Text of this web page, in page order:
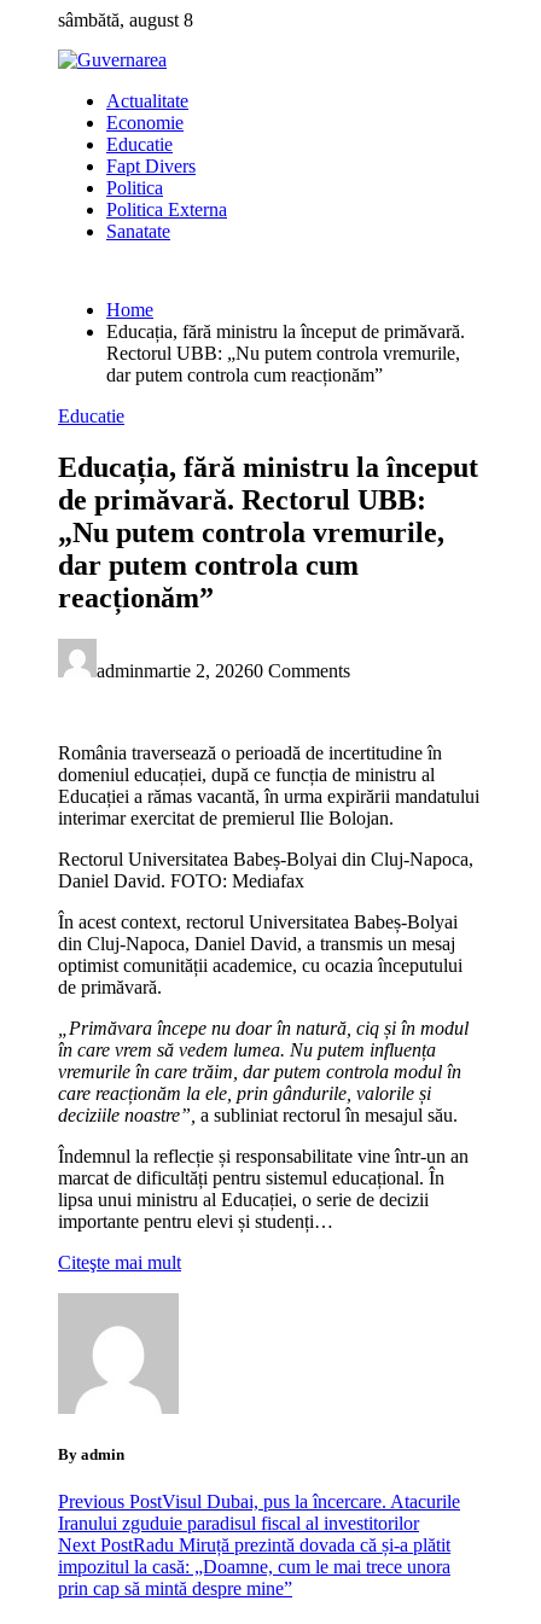
content
sâmbătă, august 8
Actualitate
Economie
Educatie
Fapt Divers
Politica
Politica Externa
Sanatate
Home
Educația, fără ministru la început de primăvară.
Rectorul UBB: „Nu putem controla vremurile,
dar putem controla cum reacționăm”
Educatie
Educația, fără ministru la început
de primăvară. Rectorul UBB:
„Nu putem controla vremurile,
dar putem controla cum
reacționăm”
adminmartie 2, 20260 Comments
România traversează o perioadă de incertitudine în
domeniul educației, după ce funcția de ministru al
Educației a rămas vacantă, în urma expirării mandatului
interimar exercitat de premierul Ilie Bolojan.
Rectorul Universitatea Babeș-Bolyai din Cluj-Napoca,
Daniel David. FOTO: Mediafax
În acest context, rectorul Universitatea Babeș-Bolyai
din Cluj-Napoca, Daniel David, a transmis un mesaj
optimist comunității academice, cu ocazia începutului
de primăvară.
„Primăvara începe nu doar în natură, ciq și în modul
în care vrem să vedem lumea. Nu putem influența
vremurile în care trăim, dar putem controla modul în
care reacționăm la ele, prin gândurile, valorile și
deciziile noastre”, a subliniat rectorul în mesajul său.
Îndemnul la reflecție și responsabilitate vine într-un an
marcat de dificultăți pentru sistemul educațional. În
lipsa unui ministru al Educației, o serie de decizii
importante pentru elevi și studenți…
Citeşte mai mult
By admin
Previous PostVisul Dubai, pus la încercare. Atacurile
Iranului zguduie paradisul fiscal al investitorilor
Next PostRadu Miruță prezintă dovada că și-a plătit
impozitul la casă: „Doamne, cum le mai trece unora
prin cap să mintă despre mine”